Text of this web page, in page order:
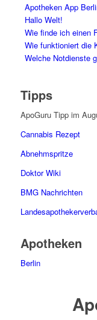
Apotheken App
Hallo Welt!
Wie finde ich einen
Wie funktioniert die
Welche Notdienste
Tipps
ApoGuru Tipp im
Cannabis Rezept
Abnehmspritze
Doktor Wiki
BMG Nachrichten
Apotheken
Berlin